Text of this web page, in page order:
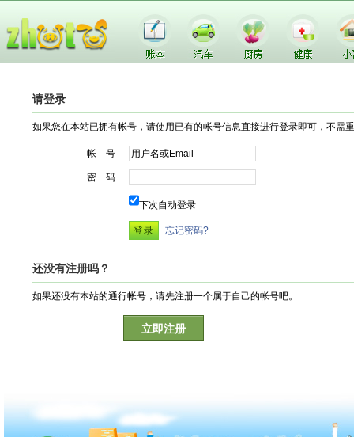
请登录
如果您在本站已拥有帐号，请使用已有的帐号信息直接进行登录即可，不需
帐 号
密 码
下次自动登录
忘记密码?
还没有注册吗？
如果还没有本站的通行帐号，请先注册一个属于自己的帐号吧。
立即注册